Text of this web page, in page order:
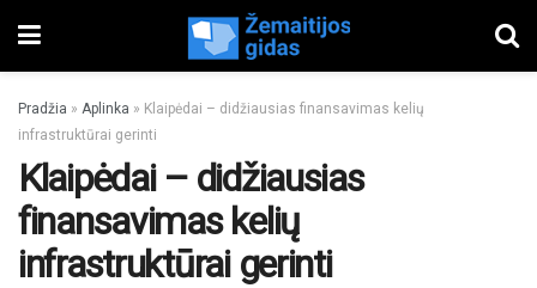
Pradžia » Aplinka » Klaipėdai – didžiausias finansavimas kelių
infrastruktūrai gerinti
Klaipėdai – didžiausias
finansavimas kelių
infrastruktūrai gerinti